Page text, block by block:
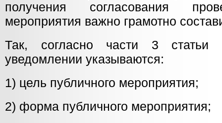
получения согласования
мероприятия важно грамотно
Так, согласно части 3
уведомлении указываются:
1) цель публичного мероприятия;
2) форма публичного мероприятия;